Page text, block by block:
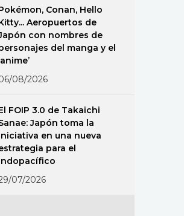
Conan, Hello
Aeropuertos de
con nombres de
del manga y el
08/2026
FOIP 3.0 de Takaichi
Japón toma la
en una nueva
para el
07/2026